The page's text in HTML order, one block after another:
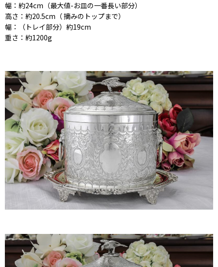
幅：約24cm（最大値-お皿の一番長い部分）
高さ：約20.5cm（ 摘みのトップまで）
幅：（トレイ部分）約19cm
重さ：約1200g